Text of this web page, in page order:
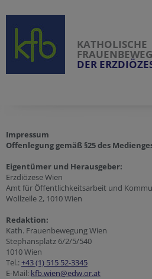
KATHOLISCHE
DER
Impressum
Offenlegung gemäß §25 des
Eigentümer und Herausgeber:
Erzdiözese Wien
Amt für Öffentlichkeitsarbeit und
Wollzeile 2, 1010 Wien
Redaktion:
Kath. Frauenbewegung Wien
Stephansplatz 6/2/5/540
1010 Wien
Tel.:+43 (1) 515 52-3345
E-Mail: kfb.wien@edw.or.at